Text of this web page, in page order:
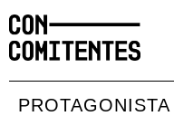
PROTAGONISTA